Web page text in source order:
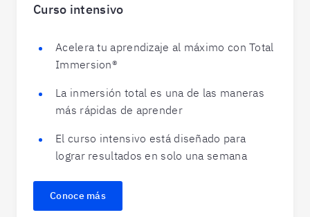
Curso intensivo
Acelera tu aprendizaje al máximo con Total
Immersion®
La inmersión total es una de las maneras
más rápidas de aprender
El curso intensivo está diseñado para
lograr resultados en solo una semana
Conoce más